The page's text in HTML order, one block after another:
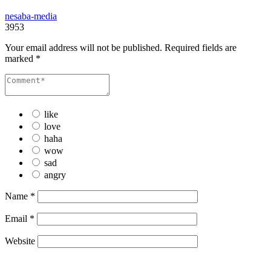
nesaba-media
3953
Your email address will not be published. Required fields are
marked *
like
love
haha
wow
sad
angry
Name *
Email *
Website